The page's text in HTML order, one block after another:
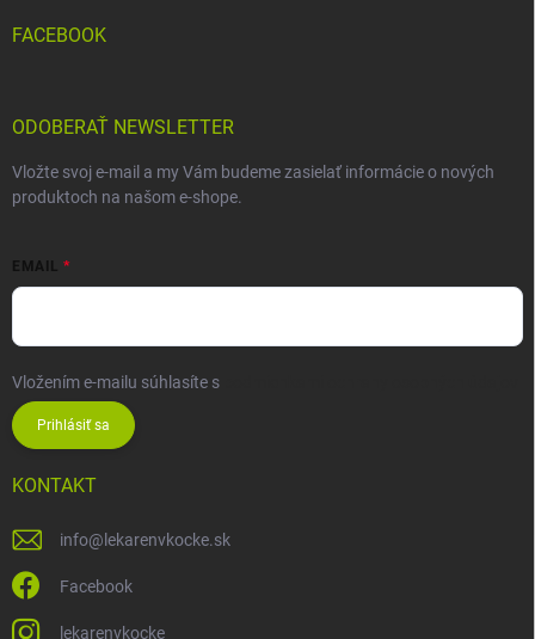
FACEBOOK
ODOBERAŤ NEWSLETTER
Vložte svoj e-mail a my Vám budeme zasielať informácie o nových
produktoch na našom e-shope.
EMAIL
Vložením e-mailu súhlasíte s
Prihlásiť sa
KONTAKT
info@lekarenvkocke.sk
Facebook
lekarenvkocke